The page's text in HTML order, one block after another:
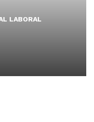
LABORAL